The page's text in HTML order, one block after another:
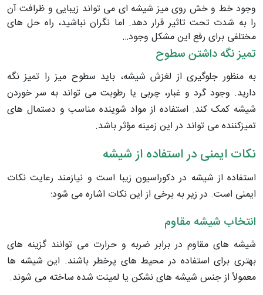
وجود خط و خش روی میز شیشه ای می تواند زیبایی و ظرافت آن
را به شدت تحت تاثیر قرار دهد. اما نگران نباشید، راه حل های
مختلفی برای رفع این مشکل وجود…
تمیز نگه داشتن سطوح
به منظور جلوگیری از لغزش شیشه، باید سطوح میز را تمیز نگه
دارید. وجود گرد و غبار، چربی یا رطوبت می تواند به سر خوردن
شیشه کمک کند. استفاده از مواد شوینده مناسب و دستمال های
تمیزکننده می تواند در این زمینه مؤثر باشد.
نکات ایمنی در استفاده از شیشه
استفاده از شیشه در دکوراسیون زیبا است و نیازمند رعایت نکات
ایمنی است. در زیر به برخی از این نکات اشاره می شود:
انتخاب شیشه مقاوم
شیشه های مقاوم در برابر ضربه و حرارت می توانند گزینه های
بهتری برای استفاده در محیط های پرخطر باشند. این شیشه ها
معمولاً از جنس شیشه های نشکن یا لمینت شده ساخته می شوند.